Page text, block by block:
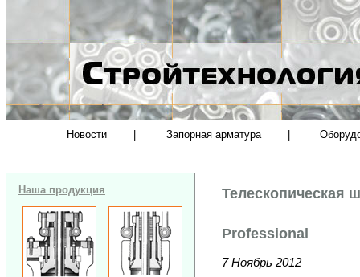
Новости Запорная арматура
Наша продукция Телескопическая
Professional
7 Ноябрь 2012